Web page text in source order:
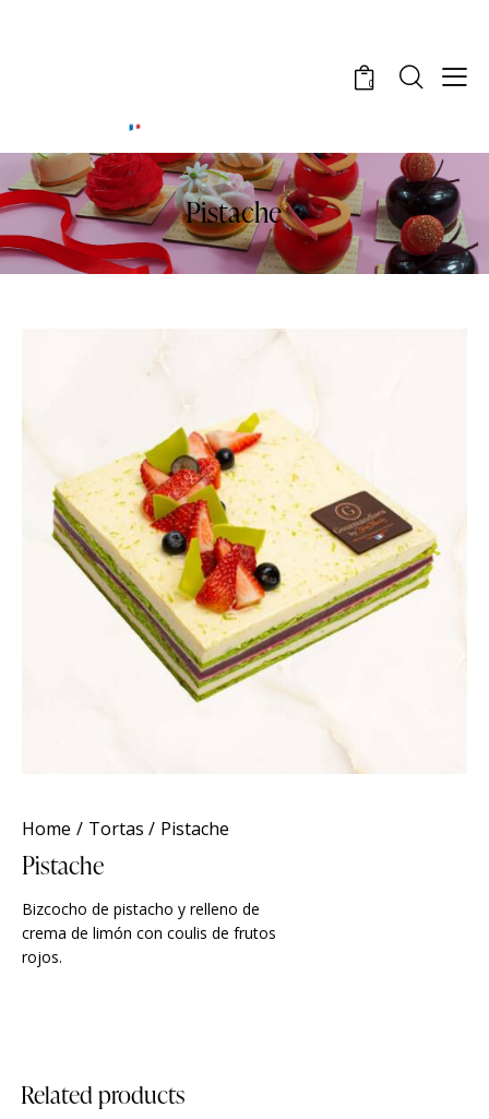
0
Pistache
Home Tortas Pistache
Pistache
Bizcocho de pistacho y relleno de
crema de limón con coulis de frutos
rojos.
Related products